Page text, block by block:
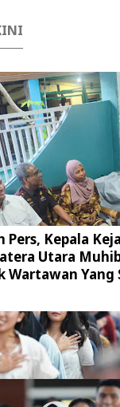
Pers, Kepala
Utara
Wartawan Yang